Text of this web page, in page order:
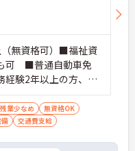
無資格可）■福祉資
可 ■普通自動車免
験2年以上の方、障
験をお持ちの方大歓
残業少なめ
無資格OK
交通費支給